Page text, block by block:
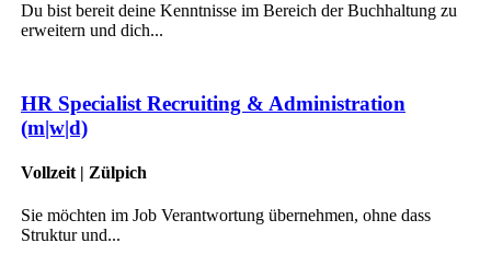
Du bist bereit deine Kenntnisse im Bereich der Buchhaltung zu
erweitern und dich...
HR Specialist Recruiting & Administration
(m|w|d)
Vollzeit | Zülpich
Sie möchten im Job Verantwortung übernehmen, ohne dass
Struktur und...